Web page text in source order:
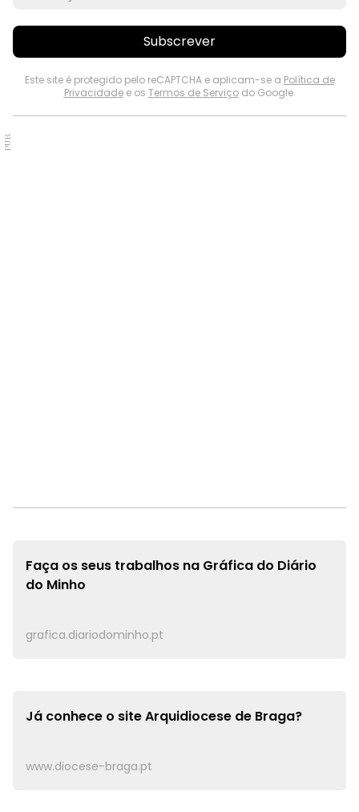
Subscrever
Este site é protegido pelo reCAPTCHA e aplicam-se a Política de
Privacidadee os Termos de Serviçodo Google.
PUB.
Faça os seus trabalhos na Gráfica do Diário
do Minho
grafica.diariodominho.pt
Já conhece o siteArquidiocese de Braga?
www.diocese-braga.pt